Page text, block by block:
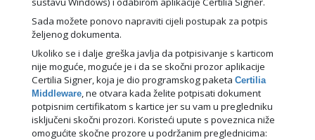
Sada možete ponovo napraviti cijeli postupak za potpis
željenog dokumenta.
Ukoliko se i dalje greška javlja da potpisivanje s karticom
nije moguće, moguće je i da se skočni prozor aplikacije
Certilia Signer, koja je dio programskog paketa Certilia
Middleware , ne otvara kada želite potpisati dokument
potpisnim certifikatom s kartice jer su vam u pregledniku
isključeni skočni prozori. Koristeći upute s poveznica niže
omogućite skočne prozore u podržanim preglednicima: